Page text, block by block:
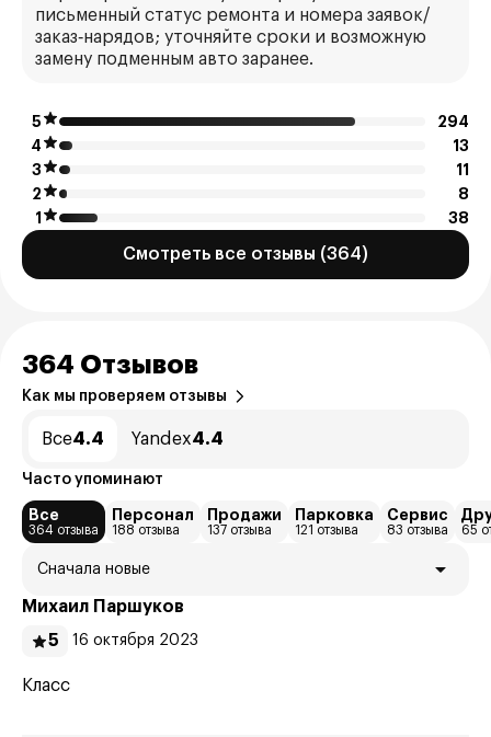
письменный статус ремонта и номера заявок/
заказ‑нарядов; уточняйте сроки и возможную
замену подменным авто заранее.
5
294
4
13
3
11
2
8
1
38
Смотреть все отзывы (364)
364 Отзывов
Как мы проверяем отзывы
Все4.4 Yandex4.4
Часто упоминают
Все
364 отзыва
Персонал
188 отзыва
Продажи
137 отзыва
Парковка
121 отзыва
Сервис
83 отзыва 65
Сначала новые
Михаил Пaршуков
5
16 октября 2023
Класс